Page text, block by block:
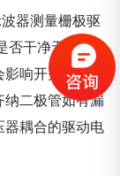
器测量栅极驱
否干净无振荡、
响开关速度，
二极管如有漏
耦合的驱动电